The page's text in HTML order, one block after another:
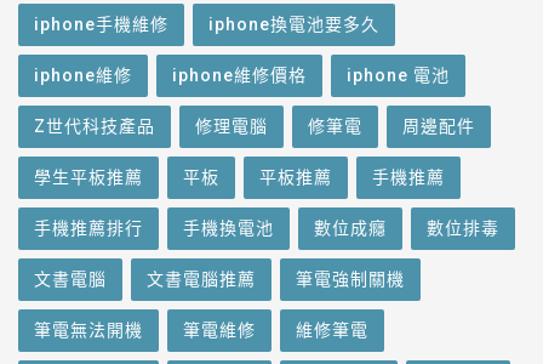
iphone手機維修 iphone換電池要多久
iphone維修 iphone維修價格 iphone 電池
Z世代科技產品 修理電腦 修筆電 周邊配件
學生平板推薦 平板 平板推薦 手機推薦
手機推薦排行 手機換電池 數位成癮 數位排毒
文書電腦 文書電腦推薦 筆電強制關機
筆電無法開機 筆電維修 維修筆電